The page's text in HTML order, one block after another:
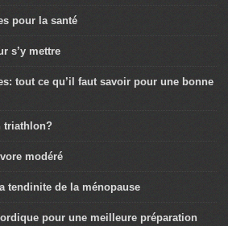
pour la santé
s’y mettre
tout ce qu’il faut savoir pour une bonne
triathlon?
modéré
tendinite de la ménopause
pour une meilleure préparation